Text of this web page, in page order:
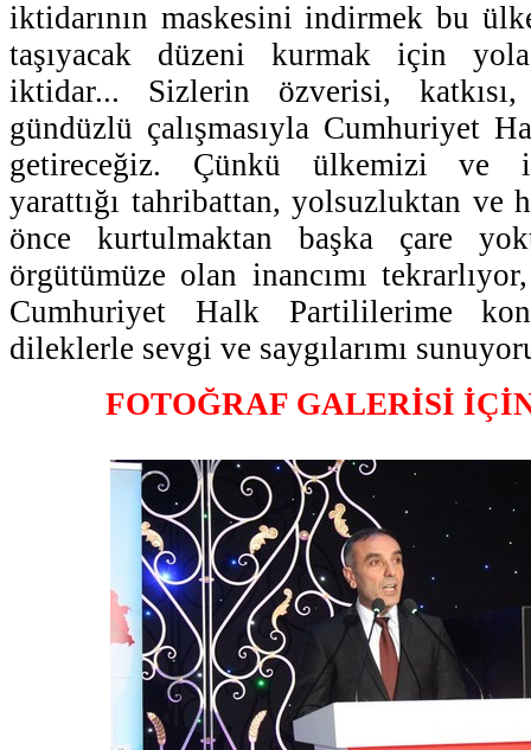
iktidarının maskesini indirmek bu
taşıyacak düzeni kurmak için
iktidar... Sizlerin özverisi,
gündüzlü çalışmasıyla Cumhuriyet
getireceğiz. Çünkü ülkemizi ve
yarattığı tahribattan, yolsuzluktan ve
önce kurtulmaktan başka çare
örgütümüze olan inancımı
Cumhuriyet Halk Partililerime
dileklerle sevgi ve saygılarımı
FOTOĞRAF GALERİSİ